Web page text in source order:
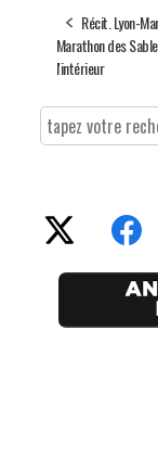
Récit. Lyon-
Marathon des
l'intérieur